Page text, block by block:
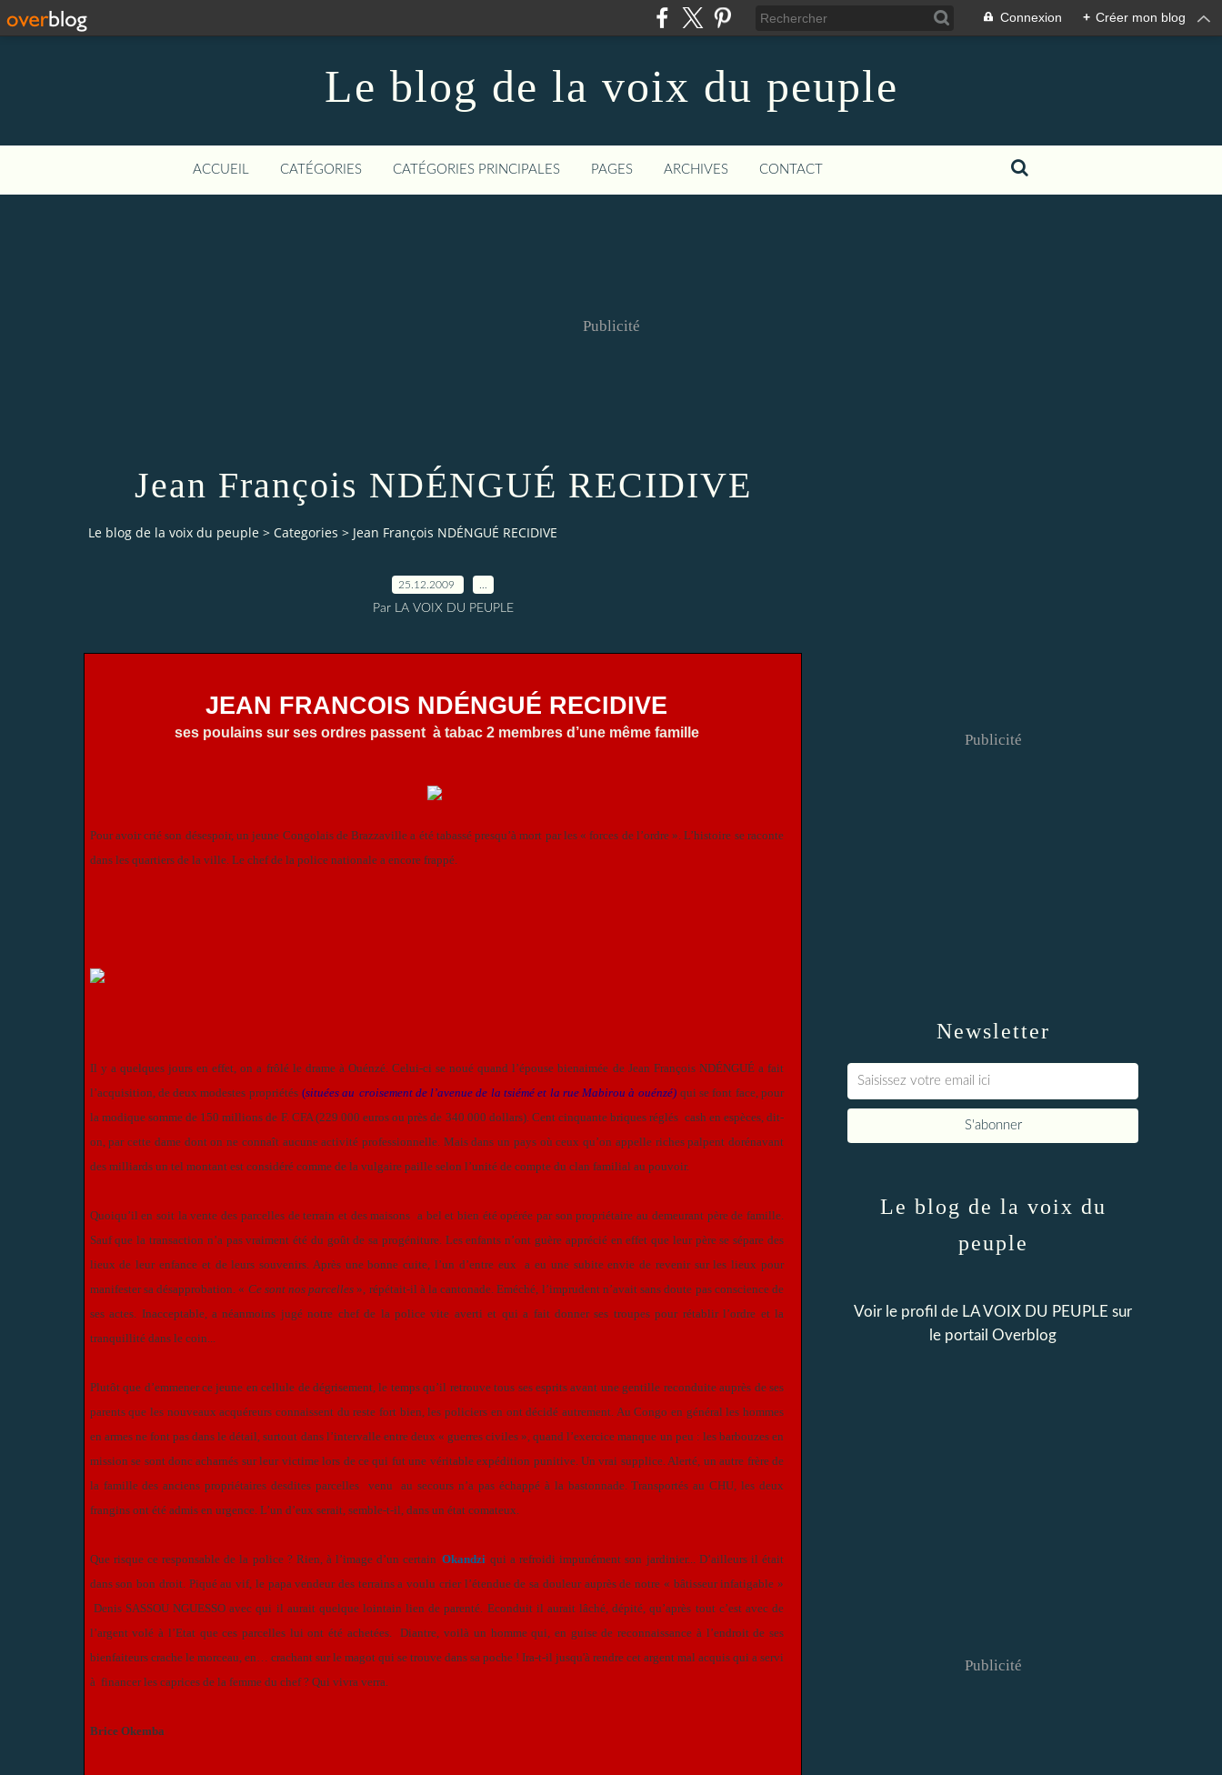
Connexion + Créer mon blog
Le blog de la voix du peuple
ACCUEIL CATÉGORIES CATÉGORIES PRINCIPALES PAGES ARCHIVES CONTACT
Publicité
Jean François NDÉNGUÉ RECIDIVE
Le blog de la voix du peuple > Categories > Jean François NDÉNGUÉ RECIDIVE
25.12.2009
Par LA VOIX DU PEUPLE
JEAN FRANCOIS NDÉNGUÉ RECIDIVE
ses poulains sur ses ordres passent à tabac 2 membres d’une même famille
Pour avoir crié son désespoir, un jeune Congolais de Brazzaville a été tabassé presqu’à mort par les « forces de l’ordre ». L’histoire se raconte
dans les quartiers de la ville. Le chef de la police nationale a encore frappé.
Il y a quelques jours en effet, on a frôlé le drame à Ouénzé. Celui-ci se noué quand l’épouse bienaimée de Jean François NDÉNGUÉ a fait
l’acquisition, de deux modestes propriétés (situées au croisement de l’avenue de la tsiémé et la rue Mabirou à ouénzé) qui se font face, pour
la modique somme de 150 millions de F. CFA (229 000 euros ou près de 340 000 dollars). Cent cinquante briques réglés cash en espèces, dit-
on, par cette dame dont on ne connaît aucune activité professionnelle. Mais dans un pays où ceux qu’on appelle riches palpent dorénavant
des milliards un tel montant est considéré comme de la vulgaire paille selon l’unité de compte du clan familial au pouvoir.
Quoiqu’il en soit la vente des parcelles de terrain et des maisons a bel et bien été opérée par son propriétaire au demeurant père de famille.
Sauf que la transaction n’a pas vraiment été du goût de sa progéniture. Les enfants n’ont guère apprécié en effet que leur père se sépare des
lieux de leur enfance et de leurs souvenirs. Après une bonne cuite, l’un d’entre eux a eu une subite envie de revenir sur les lieux pour
manifester sa désapprobation. « Ce sont nos parcelles », répétait-il à la cantonade. Eméché, l’imprudent n’avait sans doute pas conscience de
ses actes. Inacceptable, a néanmoins jugé notre chef de la police vite averti et qui a fait donner ses troupes pour rétablir l’ordre et la
tranquillité dans le coin...
Plutôt que d’emmener ce jeune en cellule de dégrisement, le temps qu’il retrouve tous ses esprits avant une gentille reconduite auprès de ses
parents que les nouveaux acquéreurs connaissent du reste fort bien, les policiers en ont décidé autrement. Au Congo en général les hommes
en armes ne font pas dans le détail, surtout dans l’intervalle entre deux « guerres civiles », quand l’exercice manque un peu : les barbouzes en
mission se sont donc acharnés sur leur victime lors de ce qui fut une véritable expédition punitive. Un vrai supplice. Alerté, un autre frère de
la famille des anciens propriétaires desdites parcelles venu au secours n’a pas échappé à la bastonnade. Transportés au CHU, les deux
frangins ont été admis en urgence. L’un d’eux serait, semble-t-il, dans un état comateux.
Que risque ce responsable de la police ? Rien, à l’image d’un certain Okandzi qui a refroidi impunément son jardinier... D’ailleurs il était
dans son bon droit. Piqué au vif, le papa vendeur des terrains a voulu crier l’étendue de sa douleur auprès de notre « bâtisseur infatigable »
Denis SASSOU NGUESSO avec qui il aurait quelque lointain lien de parenté. Econduit il aurait lâché, dépité, qu’après tout c’est avec de
l’argent volé à l’Etat que ces parcelles lui ont été achetées. Diantre, voilà un homme qui, en guise de reconnaissance à l’endroit de ses
bienfaiteurs crache le morceau, en… crachant sur le magot qui se trouve dans sa poche ! Ira-t-il jusqu'à rendre cet argent mal acquis qui a servi
à financer les caprices de la femme du chef ? Qui vivra verra.
Brice Okemba
Newsletter
Publicité
Le blog de la voix du
peuple
Voir le profil de LA VOIX DU PEUPLE sur
le portail Overblog
Publicité